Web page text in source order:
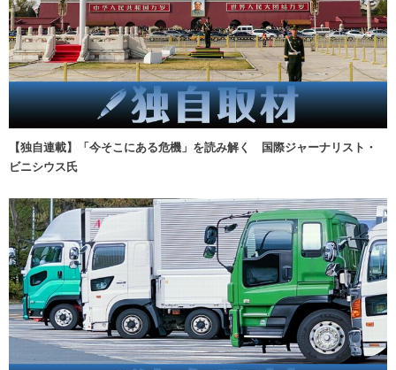
【独自連載】「今そこにある危機」を読み解く 国際ジャーナリスト・
ビニシウス氏